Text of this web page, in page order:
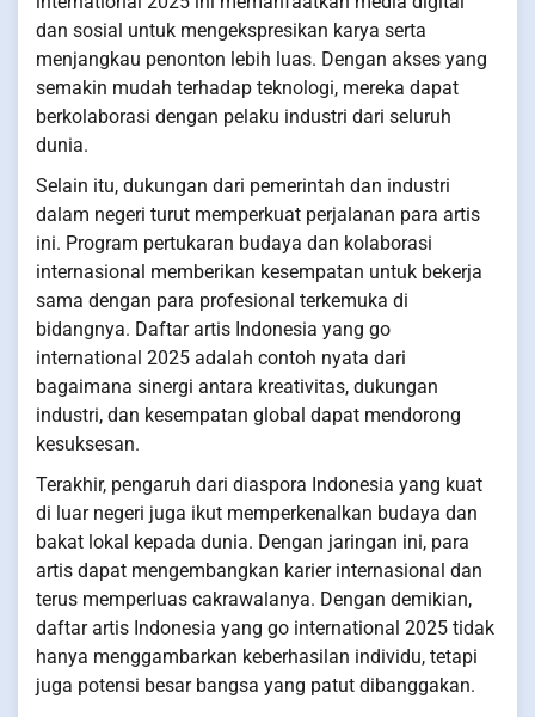
dan sosial untuk mengekspresikan karya serta
menjangkau penonton lebih luas. Dengan akses yang
semakin mudah terhadap teknologi, mereka dapat
berkolaborasi dengan pelaku industri dari seluruh
dunia.
Selain itu, dukungan dari pemerintah dan industri
dalam negeri turut memperkuat perjalanan para artis
ini. Program pertukaran budaya dan kolaborasi
internasional memberikan kesempatan untuk bekerja
sama dengan para profesional terkemuka di
bidangnya. Daftar artis Indonesia yang go
international 2025 adalah contoh nyata dari
bagaimana sinergi antara kreativitas, dukungan
industri, dan kesempatan global dapat mendorong
kesuksesan.
Terakhir, pengaruh dari diaspora Indonesia yang kuat
di luar negeri juga ikut memperkenalkan budaya dan
bakat lokal kepada dunia. Dengan jaringan ini, para
artis dapat mengembangkan karier internasional dan
terus memperluas cakrawalanya. Dengan demikian,
daftar artis Indonesia yang go international 2025 tidak
hanya menggambarkan keberhasilan individu, tetapi
juga potensi besar bangsa yang patut dibanggakan.